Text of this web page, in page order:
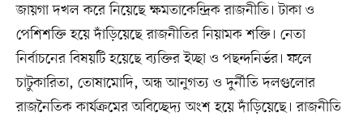
জায়গা দখল করে নিয়েছে ক্ষমতাকেন্দ্রিক রাজনীতি। টাকা ও
পেশিশক্তি হয়ে দাঁড়িয়েছে রাজনীতির নিয়ামক শক্তি। নেতা
নির্বাচনের বিষয়টি হয়েছে ব্যক্তির ইচ্ছা ও পছন্দনির্ভর। ফলে
চাটুকারিতা, তোষামোদি, অন্ধ আনুগত্য ও দুর্নীতি দলগুলোর
রাজনৈতিক কার্যক্রমের অবিচ্ছেদ্য অংশ হয়ে দাঁড়িয়েছে। রাজনীতি